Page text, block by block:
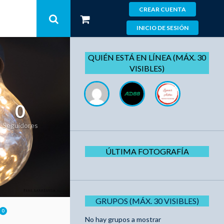
CREAR CUENTA
INICIO DE SESIÓN
0
Seguidores
0
QUIÉN ESTÁ EN LÍNEA (MÁX. 30
VISIBLES)
ÚLTIMA FOTOGRAFÍA
GRUPOS (MÁX. 30 VISIBLES)
No hay grupos a mostrar